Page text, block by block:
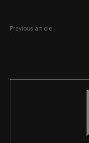
Previous article